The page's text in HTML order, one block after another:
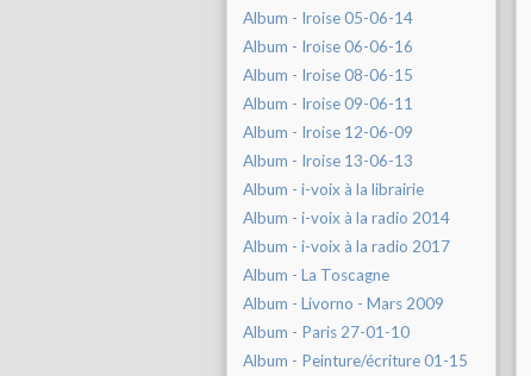
Album - Iroise 05-06-14
Album - Iroise 06-06-16
Album - Iroise 08-06-15
Album - Iroise 09-06-11
Album - Iroise 12-06-09
Album - Iroise 13-06-13
Album - i-voix à la librairie
Album - i-voix à la radio 2014
Album - i-voix à la radio 2017
Album - La Toscagne
Album - Livorno - Mars 2009
Album - Paris 27-01-10
Album - Peinture/écriture 01-15